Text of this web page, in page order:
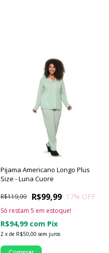
Pijama Americano Longo Plus
Size - Luna Cuore
R$99,99
R$119,99 17% OFF
2 x de R$50,00 sem juros
R$94,99 com Pix
Só restam 5 em estoque!